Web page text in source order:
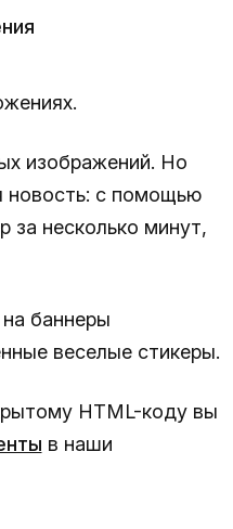
изображений. Но
новость: с помощью
за несколько минут,
баннеры
веселые стикеры.
HTML-коду вы
в наши